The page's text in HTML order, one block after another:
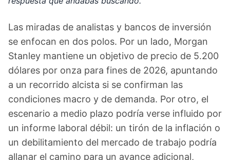
Las miradas de analistas y bancos de inversión
se enfocan en dos polos. Por un lado, Morgan
Stanley mantiene un objetivo de precio de 5.200
dólares por onza para fines de 2026, apuntando
a un recorrido alcista si se confirman las
condiciones macro y de demanda. Por otro, el
escenario a medio plazo podría verse influido por
un informe laboral débil: un tirón de la inflación o
un debilitamiento del mercado de trabajo podría
allanar el camino para un avance adicional,